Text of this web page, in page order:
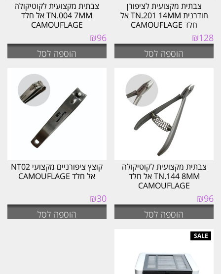
צבתית מקצועית לציפורן
חודרנית TN.201 14MM אל
חלד CAMOUFLAGE
₪128
הוספה לסל
צבתית מקצועית לקוטיקולה
TN.004 7MM אל חלד
CAMOUFLAGE
₪96
הוספה לסל
צבתית מקצועית לקוטיקולה
TN.144 8MM אל חלד
CAMOUFLAGE
₪96
הוספה לסל
קוצץ ציפורניים מקצועי NT02
אל חלד CAMOUFLAGE
₪30
הוספה לסל